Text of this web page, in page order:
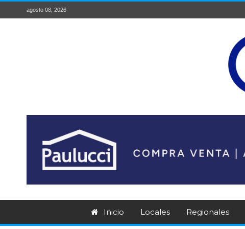
agosto 08, 2026
Inicio Locales Regionales